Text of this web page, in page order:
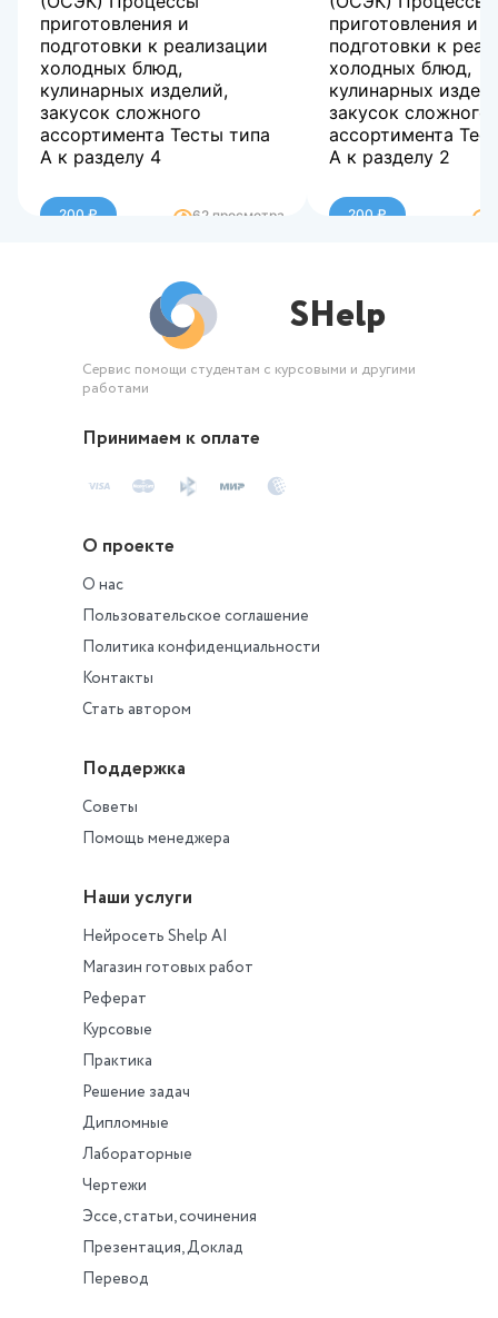
приготовления и
подготовки к реализации
холодных блюд,
кулинарных изделий,
закусок сложного
ассортимента Тесты типа
А к разделу 4
Оценка 100,00 из 100,00
200 ₽ 62 просмотра
приготовления и
подготовки к
холодных блюд,
кулинарных
закусок сложного
ассортимента
А к разделу 2
Оценка 100,00 из
200 ₽
SHelp
Сервис помощи студентам с курсовыми и другими
работами
Принимаем к оплате
О проекте
О нас
Пользовательское соглашение
Политика конфиденциальности
Контакты
Стать автором
Поддержка
Советы
Помощь менеджера
Наши услуги
Нейросеть Shelp AI
Магазин готовых работ
Реферат
Курсовые
Практика
Решение задач
Дипломные
Лабораторные
Чертежи
Эссе, статьи, сочинения
Презентация, Доклад
Перевод